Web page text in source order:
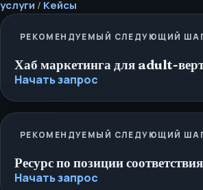
услуги / Кейсы
РЕКОМЕНДУЕМЫЙ СЛЕДУЮЩИЙ
Хаб маркетинга для adult-
Начать запрос
РЕКОМЕНДУЕМЫЙ СЛЕДУЮЩИЙ
Ресурс по позиции соответствия
Начать запрос